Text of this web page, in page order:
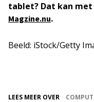
tablet? Dat kan met
Magzine.nu.
Beeld: iStock/Getty
LEES MEER OVER